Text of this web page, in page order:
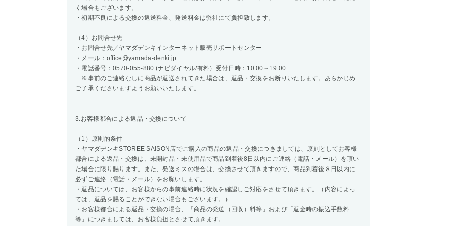
く場合もございます。
・初期不良による交換の返送料金、発送料金は弊社にて負担致します。
（4）お問合せ先
・お問合せ先／ヤマダデンキインターネット販売サポートセンター
・メール：office@yamada-denki.jp
・電話番号：0570-055-880 (ナビダイヤル/有料）受付日時：10:00～19:00
※事前のご連絡なしに商品が返送されてきた場合は、返品・交換をお断りいたします。あらかじめ
ご了承くださいますようお願いいたします。
3.お客様都合による返品・交換について
（1）原則的条件
・ヤマダデンキSTOREE SAISON店でご購入の商品の返品・交換につきましては、原則としてお客様
都合による返品・交換は、未開封品・未使用品で商品到着後8日以内にご連絡（電話・メール）を頂い
た場合に限り賜ります。また、発送ミスの場合は、交換させて頂きますので、商品到着後８日以内に
必ずご連絡（電話・メール）をお願いします。
・返品については、お客様からの事前連絡時に状況を確認しご対応をさせて頂きます。（内容によっ
ては、返品を賜ることができない場合もございます。）
・お客様都合による返品・交換の場合、「商品の発送（回収）料等」および「返金時の振込手数料
等」につきましては、お客様負担とさせて頂きます。